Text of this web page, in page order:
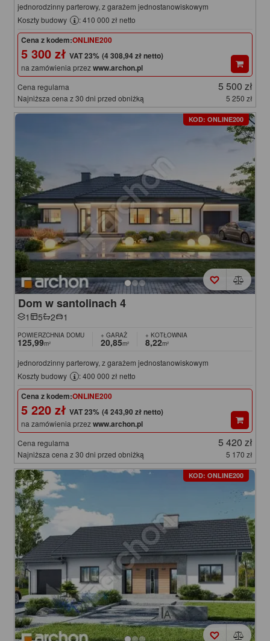
jednorodzinny parterowy, z garażem jednostanowiskowym
Koszty budowy
: 410 000 zł netto
Cena z kodem:ONLINE200
5 300 zł (4 308,94 zł netto)
na zamówienia przezwww.archon.pl
Cena regularna 5 500 zł
Najniższa cena z 30 dni przed obniżką 5 250 zł
KOD: ONLINE200
Dom w santolinach 4
1 5 2 1
POWIERZCHNIA DOMU
125,99m²
+ GARAŻ
20,85m²
+ KOTŁOWNIA
8,22m²
jednorodzinny parterowy, z garażem jednostanowiskowym
Koszty budowy
: 400 000 zł netto
Cena z kodem:ONLINE200
5 220 zł (4 243,90 zł netto)
na zamówienia przezwww.archon.pl
Cena regularna 5 420 zł
Najniższa cena z 30 dni przed obniżką 5 170 zł
KOD: ONLINE200